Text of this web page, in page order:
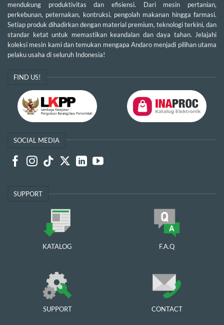
mendukung produktivitas dan efisiensi. Dari mesin pertanian,
perkebunan, peternakan, kontruksi, pengolah makanan hingga farmasi.
Setiap produk dihadirkan dengan material premium, teknologi terkini, dan
standar ketat untuk memastikan keandalan dan daya tahan. Jelajahi
koleksi mesin kami dan temukan mengapa Andaro menjadi pilihan utama
pelaku usaha di seluruh Indonesia!
FIND US!
SOCIAL MEDIA
SUPPORT
KATALOG F.A.Q
SUPPORT CONTACT